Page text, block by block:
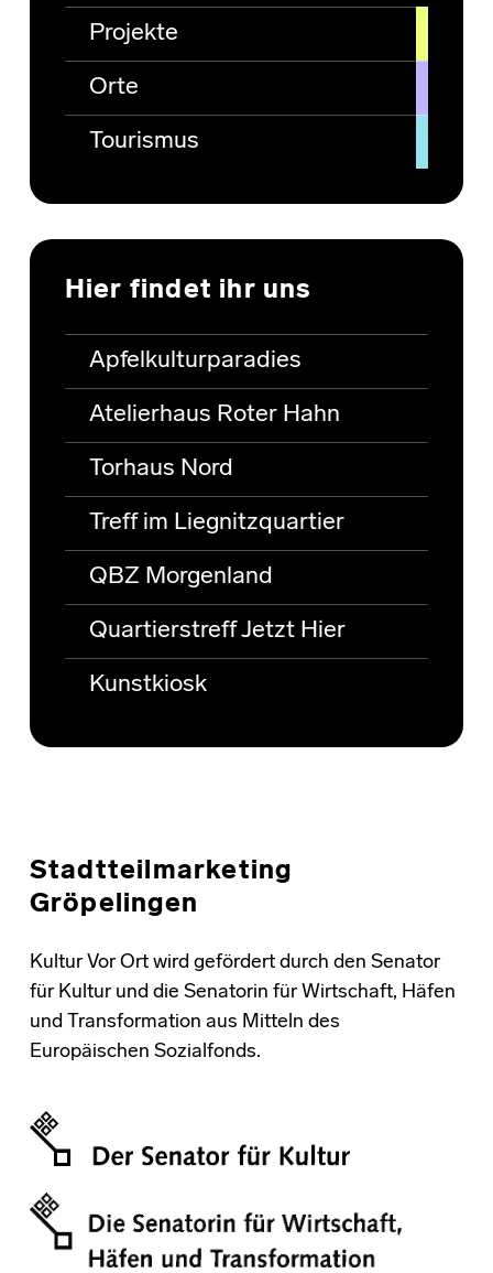
Projekte
Orte
Tourismus
Hier findet ihr uns
Apfelkulturparadies
Atelierhaus Roter Hahn
Torhaus Nord
Treff im Liegnitzquartier
QBZ Morgenland
Quartierstreff Jetzt Hier
Kunstkiosk
Stadtteilmarketing
Gröpelingen
Kultur Vor Ort wird gefördert durch den Senator
für Kultur und die Senatorin für Wirtschaft, Häfen
und Transformation aus Mitteln des
Europäischen Sozialfonds.